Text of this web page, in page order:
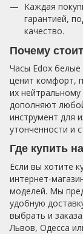
Каждая
гарантией,
качество.
Почему
Часы Edox белые
ценит комфорт,
их
дополняют
инструмент для
утонченности и
Где купить
Если вы хотите
интернет-
моделей. Мы
удобную
выбрать и
Львов, Одесса